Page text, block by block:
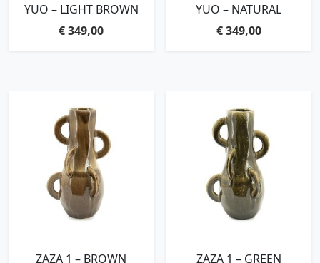
YUO – LIGHT BROWN
€349,00
YUO – NATURAL
€349,00
ZAZA 1 – BROWN
ZAZA 1 – GREEN